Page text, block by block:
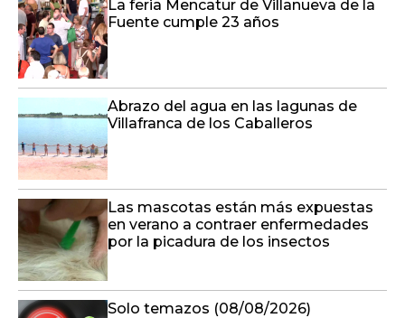
La feria Mencatur de Villanueva de la
Fuente cumple 23 años
Abrazo del agua en las lagunas de
Villafranca de los Caballeros
Las mascotas están más expuestas
en verano a contraer enfermedades
por la picadura de los insectos
Solo temazos (08/08/2026)